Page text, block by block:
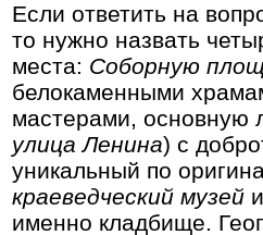
Если ответить на
то нужно назвать
места: Соборную
белокаменными
мастерами, основную
улица Ленина) с
уникальный по
краеведческий музей
именно кладбище.